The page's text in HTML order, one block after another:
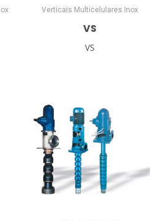
Verticais Multicelulares Inox
VS
VS